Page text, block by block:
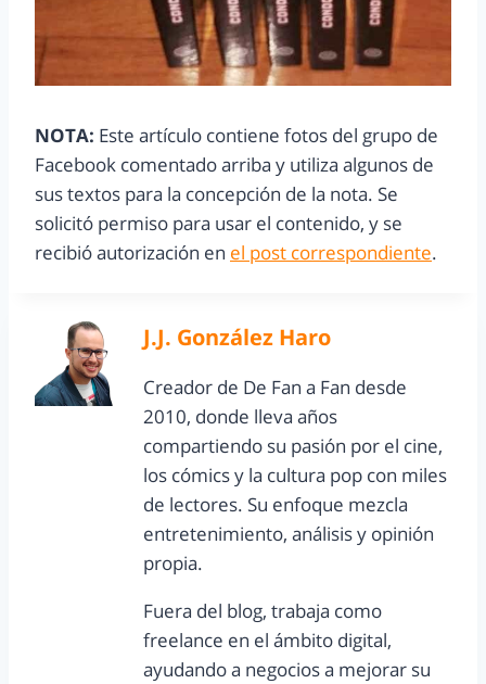
NOTA: Este artículo contiene fotos del grupo de
Facebook comentado arriba y utiliza algunos de
sus textos para la concepción de la nota. Se
solicitó permiso para usar el contenido, y se
recibió autorización en el post correspondiente.
J.J. González Haro
Creador de De Fan a Fan desde
2010, donde lleva años
compartiendo su pasión por el cine,
los cómics y la cultura pop con miles
de lectores. Su enfoque mezcla
entretenimiento, análisis y opinión
propia.
Fuera del blog, trabaja como
freelance en el ámbito digital,
ayudando a negocios a mejorar su